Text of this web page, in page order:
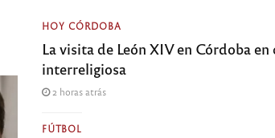
HOY CÓRDOBA
La visita de León XIV en Córdoba en
interreligiosa
2 horas atrás
FÚTBOL